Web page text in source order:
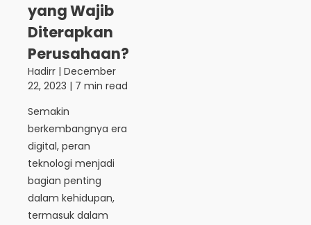
yang Wajib
Diterapkan
Perusahaan?
Hadirr | December
22, 2023 | 7 min read
Semakin
berkembangnya era
digital, peran
teknologi menjadi
bagian penting
dalam kehidupan,
termasuk dalam